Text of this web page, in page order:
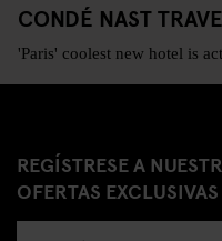
CONDÉ NAST
'Paris' coolest new hotel is
REGÍSTRESE A
OFERTAS EXCLUSIVAS